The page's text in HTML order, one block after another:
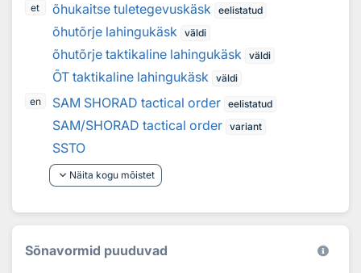
et
õhukaitse tuletegevuskäsk eelistatud
õhutõrje lahingukäsk väldi
õhutõrje taktikaline lahingukäsk väldi
ÕT taktikaline lahingukäsk väldi
en
SAM SHORAD tactical order eelistatud
SAM/SHORAD tactical order variant
SSTO
keyboard_arrow_down Näita kogu mõistet
Sõnavormid puuduvad